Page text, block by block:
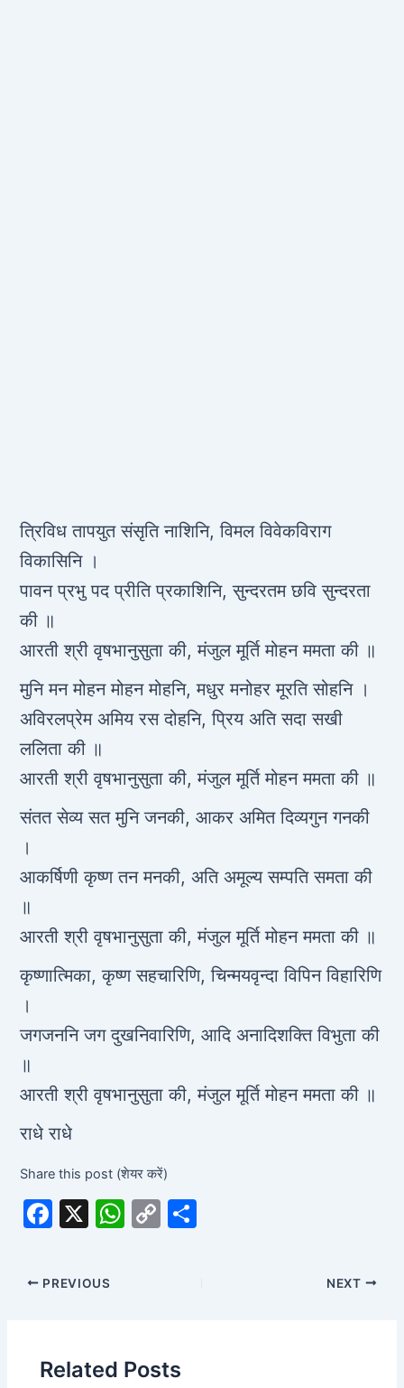
त्रिविध तापयुत संसृति नाशिनि, विमल विवेकविराग
विकासिनि ।
पावन प्रभु पद प्रीति प्रकाशिनि, सुन्दरतम छवि सुन्दरता
की ॥
आरती श्री वृषभानुसुता की, मंजुल मूर्ति मोहन ममता की ॥
मुनि मन मोहन मोहन मोहनि, मधुर मनोहर मूरति सोहनि ।
अविरलप्रेम अमिय रस दोहनि, प्रिय अति सदा सखी
ललिता की ॥
आरती श्री वृषभानुसुता की, मंजुल मूर्ति मोहन ममता की ॥
संतत सेव्य सत मुनि जनकी, आकर अमित दिव्यगुन गनकी
।
आकर्षिणी कृष्ण तन मनकी, अति अमूल्य सम्पति समता की
॥
आरती श्री वृषभानुसुता की, मंजुल मूर्ति मोहन ममता की ॥
कृष्णात्मिका, कृष्ण सहचारिणि, चिन्मयवृन्दा विपिन विहारिणि
।
जगजननि जग दुखनिवारिणि, आदि अनादिशक्ति विभुता की
॥
आरती श्री वृषभानुसुता की, मंजुल मूर्ति मोहन ममता की ॥
राधे राधे
Share this post (शेयर करें)
F
c
e
o
X
W
p
C
n
PREVIOUS NEXT
Related Posts